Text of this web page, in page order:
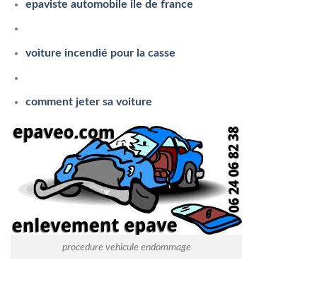
epaviste automobile ile de france
voiture incendié pour la casse
comment jeter sa voiture
procedure vehicule endommage